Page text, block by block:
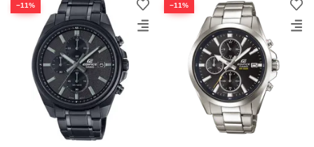
−11% −11%